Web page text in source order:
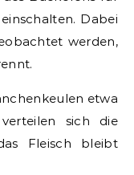
Dabei
werden,
etwa
sich die
Fleisch bleibt